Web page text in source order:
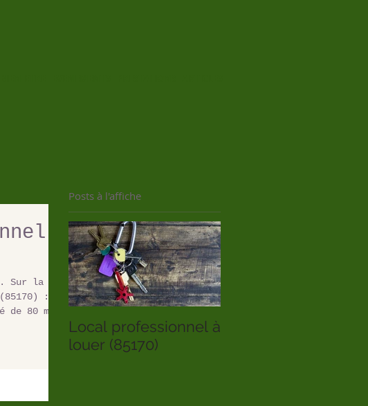
Posts à l'affiche
Sur la
(85170) :
de 80 m²
Local professionnel à
louer (85170)